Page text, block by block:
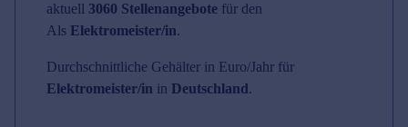
aktuell 3060 Stellenangebote für den
Als Elektromeister/in.
Durchschnittliche Gehälter in Euro/Jahr für
Elektromeister/in in Deutschland.